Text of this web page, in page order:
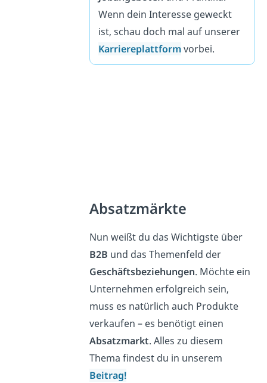
Wenn dein Interesse geweckt
ist, schau doch mal auf unserer
Karriereplattformvorbei.
Absatzmärkte
Nun weißt du das Wichtigste über
B2B und das Themenfeld der
Geschäftsbeziehungen. Möchte ein
Unternehmen erfolgreich sein,
muss es natürlich auch Produkte
verkaufen – es benötigt einen
Absatzmarkt. Alles zu diesem
Thema findest du in unserem
Beitrag!